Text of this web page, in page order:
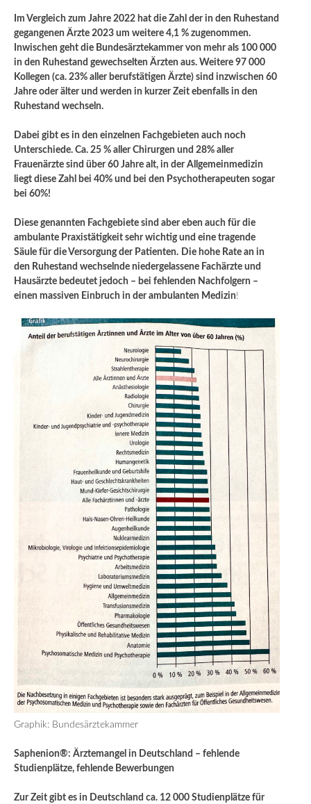
Im Vergleich zum Jahre 2022 hat die Zahl der in den Ruhestand
gegangenen Ärzte 2023 um weitere 4,1 % zugenommen.
Inwischen geht die Bundesärztekammer von mehr als 100 000
in den Ruhestand gewechselten Ärzten aus. Weitere 97 000
Kollegen (ca. 23% aller berufstätigen Ärzte) sind inzwischen 60
Jahre oder älter und werden in kurzer Zeit ebenfalls in den
Ruhestand wechseln.
Dabei gibt es in den einzelnen Fachgebieten auch noch
Unterschiede. Ca. 25 % aller Chirurgen und 28% aller
Frauenärzte sind über 60 Jahre alt, in der Allgemeinmedizin
liegt diese Zahl bei 40% und bei den Psychotherapeuten sogar
bei 60%!
Diese genannten Fachgebiete sind aber eben auch für die
ambulante Praxistätigkeit sehr wichtig und eine tragende
Säule für die Versorgung der Patienten. Die hohe Rate an in
den Ruhestand wechselnde niedergelassene Fachärzte und
Hausärzte bedeutet jedoch – bei fehlenden Nachfolgern –
einen massiven Einbruch in der ambulanten Medizin!
Graphik: Bundesärztekammer
Saphenion®: Ärztemangel in Deutschland – fehlende
Studienplätze, fehlende Bewerbungen
Zur Zeit gibt es in Deutschland ca. 12 000 Studienplätze für